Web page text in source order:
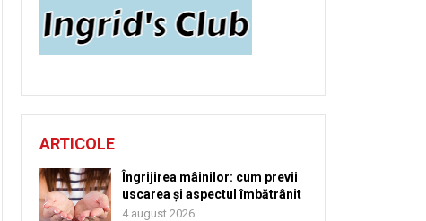
ARTICOLE
Îngrijirea mâinilor: cum previi
uscarea și aspectul îmbătrânit
4 august 2026